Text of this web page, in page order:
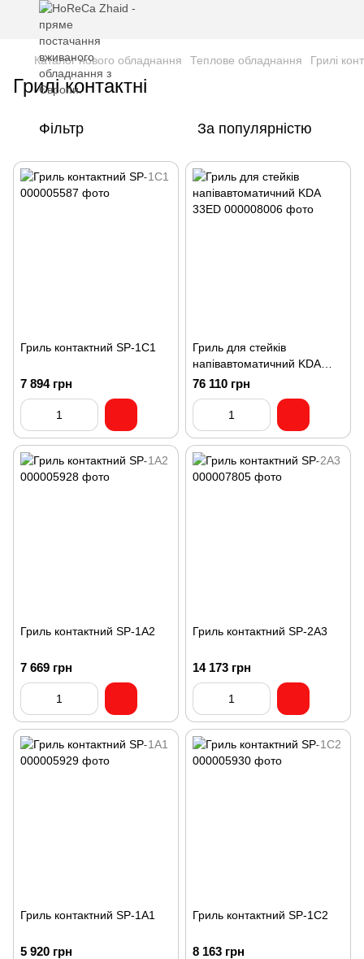
Каталог нового обладнання Теплове обладнання Грилі
Грилі контактні
Фільтр За популярністю
Гриль контактний SP-1C1
7 894 грн
Гриль для стейків
напівавтоматичний KDA
33ED
76 110 грн
Гриль контактний SP-1A2
7 669 грн
Гриль контактний SP-2A3
14 173 грн
Гриль контактний SP-1A1
5 920 грн
Гриль контактний SP-1C2
8 163 грн